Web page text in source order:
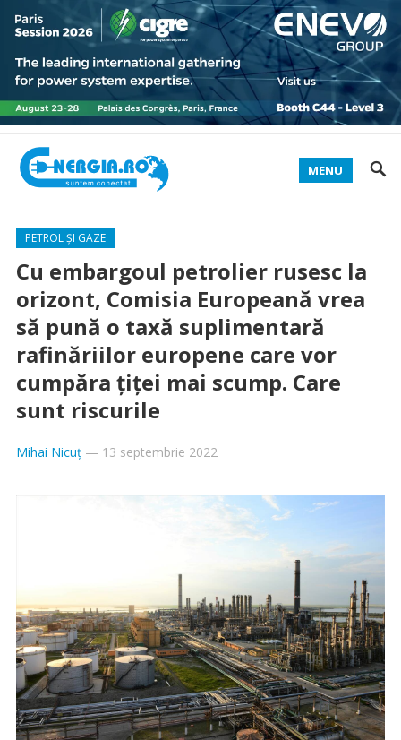
MENU
PETROL ȘI GAZE
Cu embargoul petrolier rusesc la
orizont, Comisia Europeană vrea
să pună o taxă suplimentară
rafinăriilor europene care vor
cumpăra țiței mai scump. Care
sunt riscurile
Mihai Nicuț— 13 septembrie 2022